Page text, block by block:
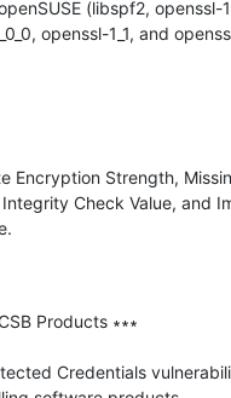
(libspf2, openssl-
openssl-1_1, and
Encryption Strength,
Check Value, and
Products ∗∗∗
Credentials